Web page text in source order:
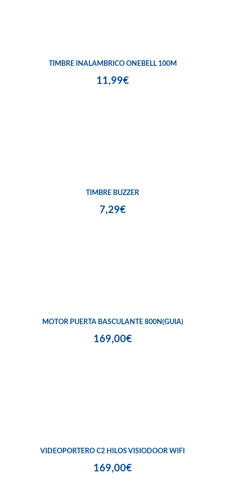
TIMBRE INALAMBRICO ONEBELL 100M
11,99€
TIMBRE BUZZER
7,29€
MOTOR PUERTA BASCULANTE 800N(GUIA)
169,00€
VIDEOPORTERO C2 HILOS VISIODOOR WIFI
169,00€